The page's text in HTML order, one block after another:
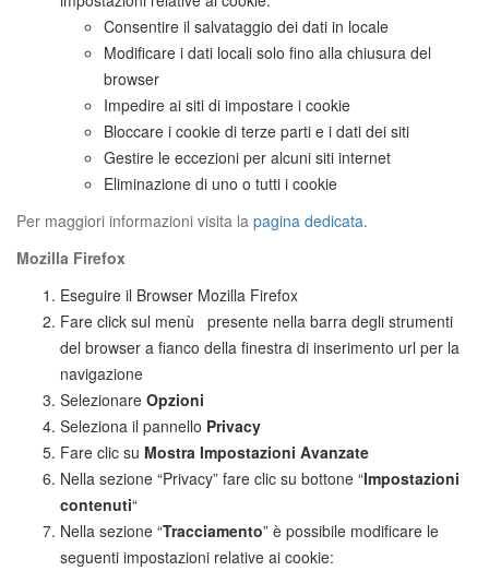
Consentire il salvataggio dei dati in locale
Modificare i dati locali solo fino alla chiusura del
browser
Impedire ai siti di impostare i cookie
Bloccare i cookie di terze parti e i dati dei siti
Gestire le eccezioni per alcuni siti internet
Eliminazione di uno o tutti i cookie
Per maggiori informazioni visita la pagina dedicata.
Mozilla Firefox
Eseguire il Browser Mozilla Firefox
Fare click sul menù presente nella barra degli strumenti
del browser a fianco della finestra di inserimento url per la
navigazione
Selezionare Opzioni
Seleziona il pannello Privacy
Fare clic su Mostra Impostazioni Avanzate
Nella sezione “Privacy” fare clic su bottone “Impostazioni
contenuti“
Nella sezione “Tracciamento” è possibile modificare le
seguenti impostazioni relative ai cookie: